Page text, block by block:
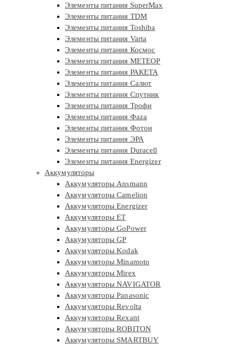
Элементы питания SuperMax
Элементы питания TDM
Элементы питания Toshiba
Элементы питания Varta
Элементы питания Космос
Элементы питания МЕТЕОР
Элементы питания РАКЕТА
Элементы питания Салют
Элементы питания Спутник
Элементы питания Трофи
Элементы питания Фaza
Элементы питания Фотон
Элементы питания ЭРА
Элементы питания Duracell
Элементы питания Energizer
Аккумуляторы
Аккумуляторы Ansmann
Аккумуляторы Camelion
Аккумуляторы Energizer
Аккумуляторы ET
Аккумуляторы GoPower
Аккумуляторы GP
Аккумуляторы Kodak
Аккумуляторы Minamoto
Аккумуляторы Mirex
Аккумуляторы NAVIGATOR
Аккумуляторы Panasonic
Аккумуляторы Revolta
Аккумуляторы Rexant
Аккумуляторы ROBITON
Аккумуляторы SMARTBUY